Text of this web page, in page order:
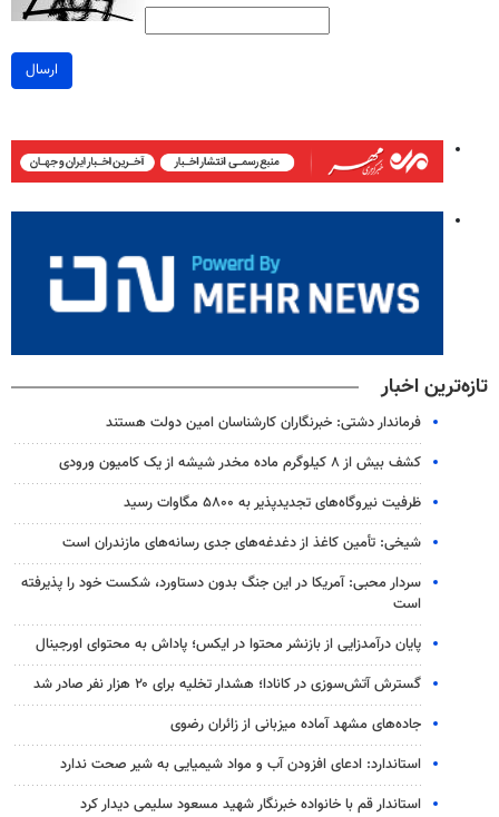
ارسال
تازه‌ترین اخبار
فرماندار دشتی: خبرنگاران کارشناسان امین دولت هستند
کشف بیش از ۸ کیلوگرم ماده مخدر شیشه از یک کامیون ورودی
ظرفیت نیروگاه‌های تجدیدپذیر به ۵۸۰۰ مگاوات رسید
شیخی: تأمین کاغذ از دغدغه‌های جدی رسانه‌های مازندران است
سردار محبی: آمریکا در این جنگ بدون دستاورد، شکست خود را پذیرفته
است
پایان درآمدزایی از بازنشر محتوا در ایکس؛ پاداش به محتوای اورجینال
گسترش آتش‌سوزی در کانادا؛ هشدار تخلیه برای ۲۰ هزار نفر صادر شد
جاده‌های مشهد آماده میزبانی از زائران رضوی
استاندارد: ادعای افزودن آب و مواد شیمیایی به شیر صحت ندارد
استاندار قم با خانواده خبرنگار شهید مسعود سلیمی دیدار کرد